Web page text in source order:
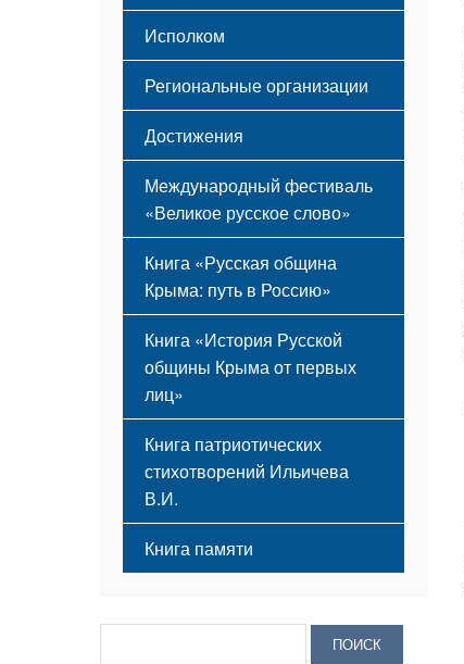
Исполком
Региональные организации
Достижения
Международный фестиваль
«Великое русское слово»
Книга «Русская община
Крыма: путь в Россию»
Книга «История Русской
общины Крыма от первых
лиц»
Книга патриотических
стихотворений Ильичева
В.И.
Книга памяти